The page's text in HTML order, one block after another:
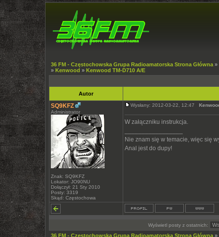
36 FM - Częstochowska Grupa Radioamatorska Strona Główna »
» Kenwood » Kenwood TM-D710 A/E
Autor
SQ9KFZ
Administrator
Znak: SQ9KFZ
Lokator: JO90NU
Dołączył: 21 Sty 2010
Posty: 3319
Skąd: Częstochowa
Wysłany: 2012-03-22, 12:47
W załączniku instrukcja.
Nie znam się w temacie, więc się
Anal jest do dupy!
Wyświetl posty z ostatnich:
36 FM - Częstochowska Grupa Radioamatorska Strona Główna »